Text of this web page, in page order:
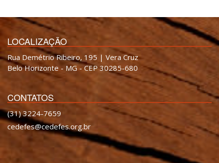
LOCALIZAÇÃO
Rua Demétrio Ribeiro, 195 | Vera Cruz
Belo Horizonte - MG - CEP 30285-680
CONTATOS
(31) 3224-7659
cedefes@cedefes.org.br